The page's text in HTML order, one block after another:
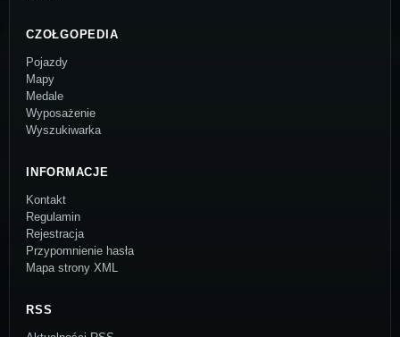
CZOŁGOPEDIA
Pojazdy
Mapy
Medale
Wyposażenie
Wyszukiwarka
INFORMACJE
Kontakt
Regulamin
Rejestracja
Przypomnienie hasła
Mapa strony XML
RSS